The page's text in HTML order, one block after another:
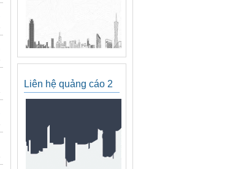
Liên hệ quảng cáo 2